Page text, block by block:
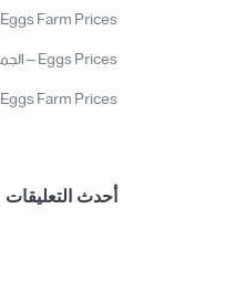
Eggs Farm Prices – المزارع05-08-2026
Eggs Prices – الجمله05-08-2026
Eggs Farm Prices – المزارع04-08-2026
أحدث التعليقات